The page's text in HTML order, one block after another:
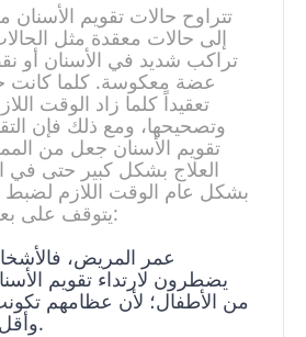
تتراوح حالات تقويم
إلى حالات معقدة مثل
تراكب شديد في الأسنان أو
عضة معكوسة. كلما كانت
تعقيداً كلما زاد الوقت
وتصحيحها، ومع ذلك فإن
تقويم الأسنان جعل من
العلاج بشكل كبير حتى في
بشكل عام الوقت اللازم لضبط
يتوقف على بعض العوامل مثل:
عمر المريض،
يضطرون لارتداء تقويم
من الأطفال؛ لأن عظامهم
وأقل عرضة للتغيير.